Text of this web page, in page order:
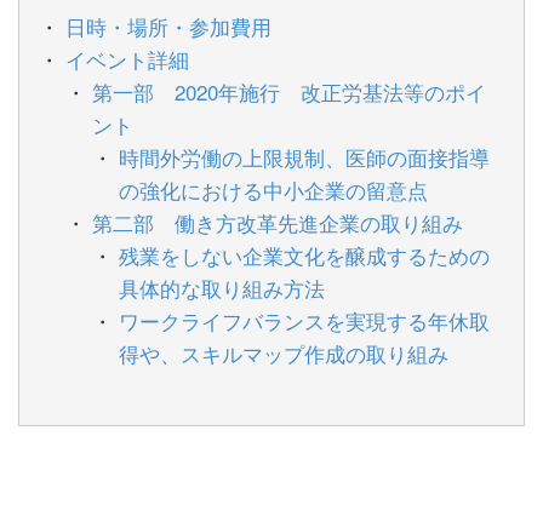
日時・場所・参加費用
イベント詳細
第一部 2020年施行 改正労基法等のポイ
ント
時間外労働の上限規制、医師の面接指導
の強化における中小企業の留意点
第二部 働き方改革先進企業の取り組み
残業をしない企業文化を醸成するための
具体的な取り組み方法
ワークライフバランスを実現する年休取
得や、スキルマップ作成の取り組み